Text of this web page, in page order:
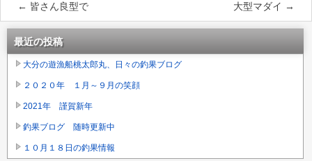
← 皆さん良型で 大型マダイ →
最近の投稿
大分の遊漁船桃太郎丸、日々の釣果ブログ
２０２０年 １月～９月の笑顔
2021年 謹賀新年
釣果ブログ 随時更新中
１０月１８日の釣果情報